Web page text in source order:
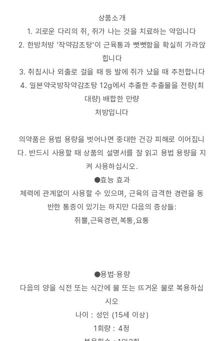
상품소개
1. 괴로운 다리의 쥐, 쥐가 나는 것을 치료하는 약입니다
2. 한방처방 '작약감초탕'이 근육통과 뻣뻣함을 확실히 가라앉
힙니다
3. 취침시나 외출로 걸을 때 등 발에 쥐가 났을 때 추천합니다
4. 일본약국방작약감초탕 12g에서 추출한 추출물을 전량(최
대량) 배합한 만량
처방입니다
의약품은 용법 용량을 벗어나면 중대한 건강 피해로 이어집니
다. 반드시 사용할 때 상품의 설명서를 잘 읽고 용법 용량을 지
켜 사용하십시오.
●효능 효과
체력에 관계없이 사용할 수 있으며, 근육의 급격한 경련을 동
반한 통증이 있기는 하지만 다음의 증상들:
쥐뿔,근육경련,복통,요통
●용법·용량
다음의 양을 식전 또는 식간에 물 또는 뜨거운 물로 복용하십
시오
나이 : 성인 (15세 이상)
1회량 : 4정